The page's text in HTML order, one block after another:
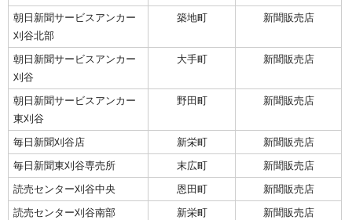
朝日新聞サービスアンカー
刈谷北部
築地町 新聞販売店
朝日新聞サービスアンカー
刈谷
大手町 新聞販売店
朝日新聞サービスアンカー
東刈谷
野田町 新聞販売店
毎日新聞刈谷店 新栄町
新聞販売店
毎日新聞東刈谷専売所
末広町
新聞販売店
読売センター刈谷中央
恩田町
新聞販売店
読売センター刈谷南部
新栄町
新聞販売店